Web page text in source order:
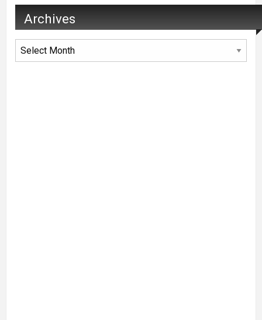
Archives
Archives